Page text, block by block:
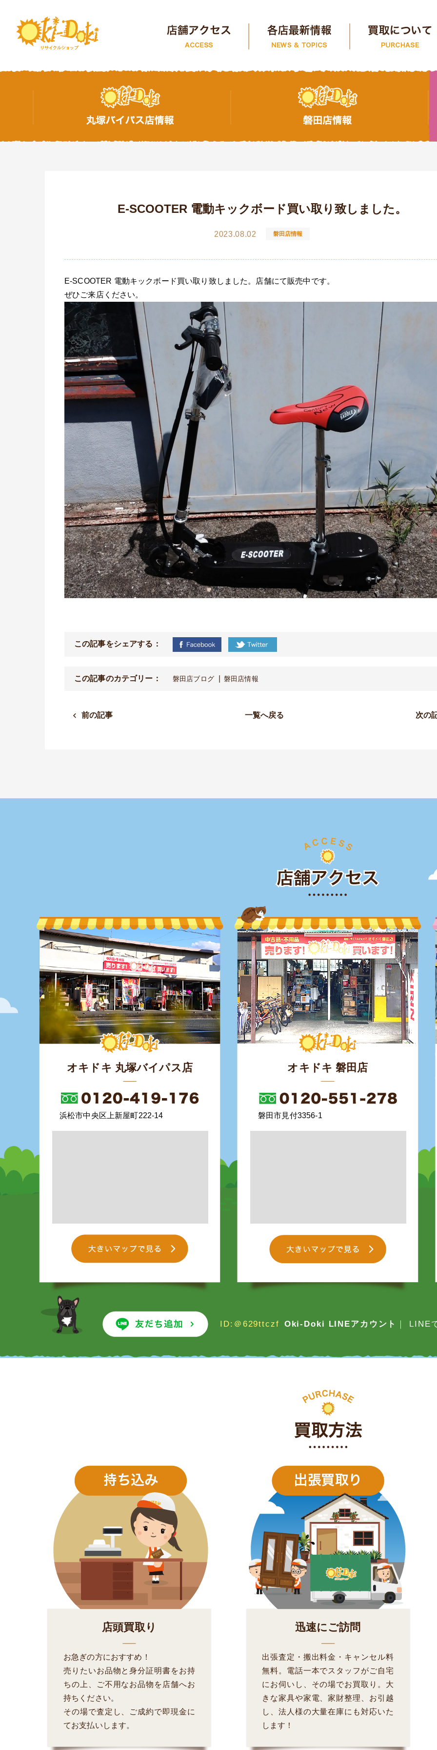
E-SCOOTER 電動キックボード買い取り致しました。
2023.08.02 磐田店情報
E-SCOOTER 電動キックボード買い取り致しました。店舗にて販売中です。
ぜひご来店ください。
この記事をシェアする：
この記事のカテゴリー： 磐田店ブログ 磐田店情報
前の記事 一覧へ戻る 次の
オキドキ 丸塚バイパス店
浜松市中央区上新屋町222-14
オキドキ 磐田店
磐田市見付3356-1
ID:＠629ttczf Oki-Doki LINEアカウント LINE
店頭買取り
お急ぎの方におすすめ！
売りたいお品物と身分証明書をお持
ちの上、ご不用なお品物を店舗へお
持ちください。
その場で査定し、ご成約で即現金に
てお支払いします。
迅速にご訪問
出張査定・搬出料金・キャンセル料
無料。電話一本でスタッフがご自宅
にお伺いし、その場でお買取り。大
きな家具や家電、家財整理、お引越
し、法人様の大量在庫にも対応いた
します！